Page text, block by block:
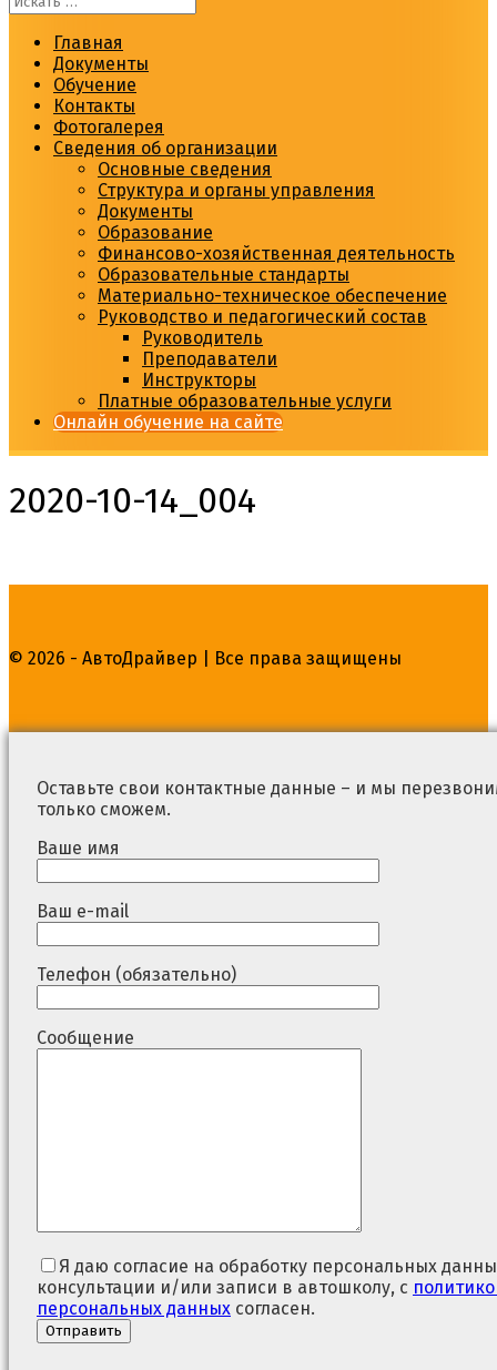
Главная
Документы
Обучение
Контакты
Фотогалерея
Сведения об организации
Основные сведения
Структура и органы управления
Документы
Образование
Финансово-хозяйственная деятельность
Образовательные стандарты
Материально-техническое обеспечение
Руководство и педагогический состав
Руководитель
Преподаватели
Инструкторы
Платные образовательные услуги
Онлайн обучение на сайте
2020-10-14_004
© 2026 - АвтоДрайвер | Все права защищены
Оставьте свои контактные данные – и мы
только сможем.
Ваше имя
Ваш e-mail
Телефон (обязательно)
Сообщение
Я даю согласие на обработку персональных
консультации и/или записи в автошколу, с
персональных данных согласен.